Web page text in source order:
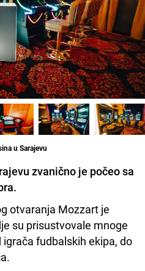
u Sarajevu
zvanično je počeo sa
otvaranja Mozzart je
su prisustvovale mnoge
fudbalskih ekipa, do